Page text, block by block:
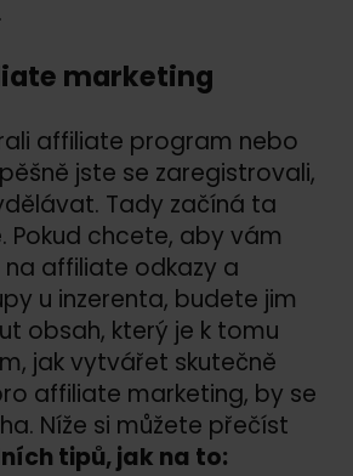
marketing
affiliate program nebo
jste se zaregistrovali,
Tady začíná ta
Pokud chcete, aby vám
na affiliate odkazy a
u inzerenta, budete jim
obsah, který je k tomu
jak vytvářet skutečně
affiliate marketing, by se
Níže si můžete přečíst
tipů, jak na to: